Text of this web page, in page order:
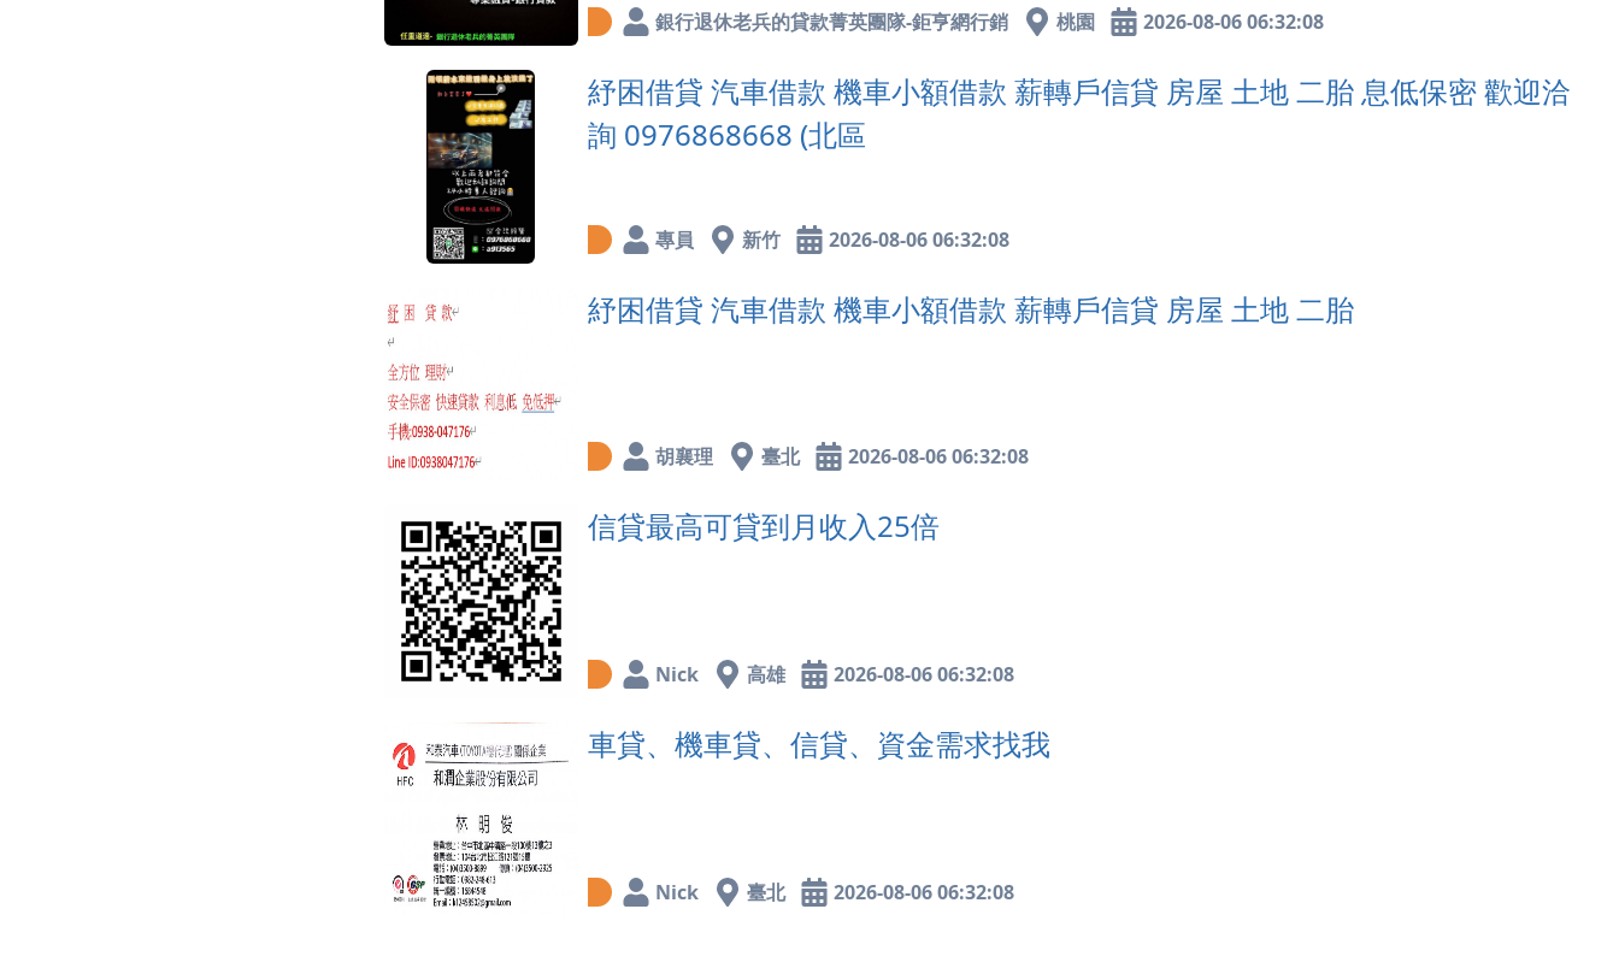
銀行退休老兵的貸款菁英團隊-鉅亨網行銷 桃園 2026-08-06 06:32:08
紓困借貸 汽車借款 機車小額借款 薪轉戶信貸 房屋 土地 二胎 息低保密 歡迎洽
詢 0976868668 (北區
專員 新竹 2026-08-06 06:32:08
紓困借貸 汽車借款 機車小額借款 薪轉戶信貸 房屋 土地 二胎
胡襄理 臺北 2026-08-06 06:32:08
信貸最高可貸到月收入25倍
Nick 高雄 2026-08-06 06:32:08
車貸、機車貸、信貸、資金需求找我
Nick 臺北 2026-08-06 06:32:08